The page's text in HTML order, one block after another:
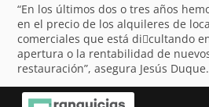
“En los últimos dos o tres años
en el precio de los alquileres de
comerciales que está di􀂦cultando
apertura o la rentabilidad de
restauración”, asegura Jesús Duque.